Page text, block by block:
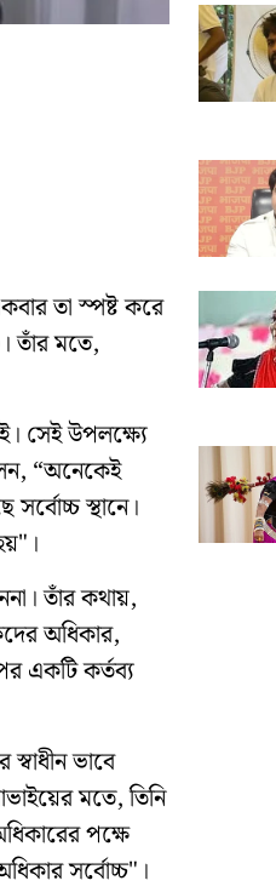
তা স্পষ্ট করে
তাঁর মতে,
সেই উপলক্ষ্যে
“অনেকেই
স্থানে।
তাঁর কথায়,
অধিকার,
একটি কর্তব্য
ভাবে
মতে, তিনি
পক্ষে
সর্বোচ্চ"।